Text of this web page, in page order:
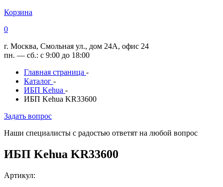
Корзина
0
г. Москва, Смольная ул., дом 24А, офис 24
пн. — сб.: с 9:00 до 18:00
Главная страница -
Каталог -
ИБП Kehua -
ИБП Kehua KR33600
Задать вопрос
Наши специалисты с радостью ответят на любой вопрос
ИБП Kehua KR33600
Артикул: